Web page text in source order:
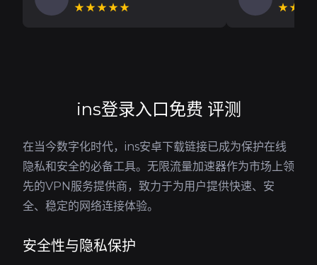
★★★★★
ins登录入口免费 评测
在当今数字化时代，ins安卓下载链接已成为保护在线
隐私和安全的必备工具。无限流量加速器作为市场上领
先的VPN服务提供商，致力于为用户提供快速、安
全、稳定的网络连接体验。
安全性与隐私保护